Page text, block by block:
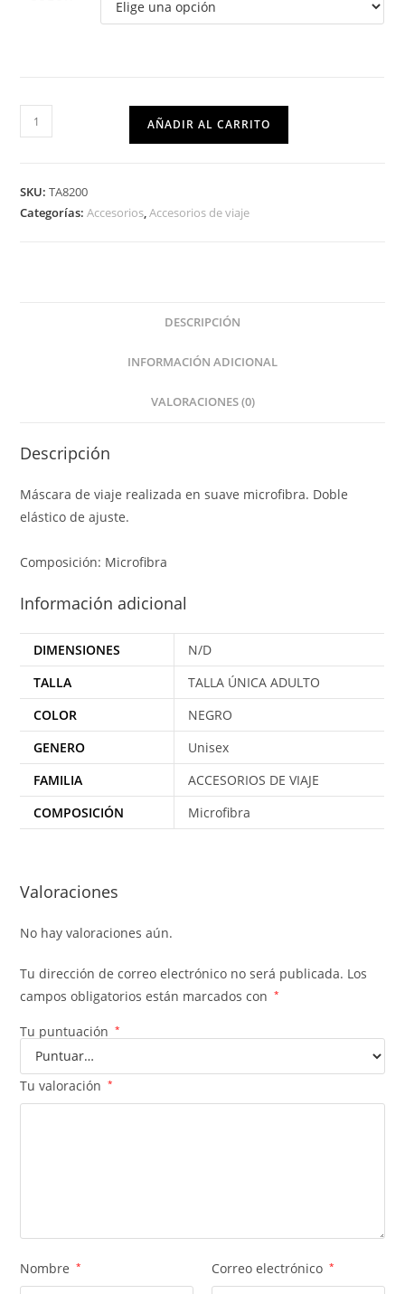
AÑADIR AL CARRITO
SKU:TA8200
Categorías:Accesorios,Accesorios de viaje
DESCRIPCIÓN
INFORMACIÓN ADICIONAL
VALORACIONES (0)
Descripción
Máscara de viaje realizada en suave microfibra. Doble
elástico de ajuste.
Composición: Microfibra
Información adicional
DIMENSIONES
N/D
TALLA
TALLA ÚNICA ADULTO
COLOR
NEGRO
GENERO
Unisex
FAMILIA
ACCESORIOS DE VIAJE
COMPOSICIÓN
Microfibra
Valoraciones
No hay valoraciones aún.
Tu dirección de correo electrónico no será publicada. Los
campos obligatorios están marcados con
*
Tu puntuación *
Tu valoración *
Nombre * Correo electrónico *